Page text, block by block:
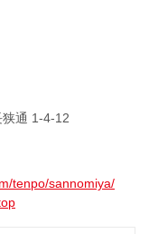
通 1-4-12
tenpo/sannomiya/